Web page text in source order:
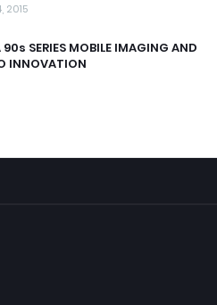
2015
90s SERIES MOBILE IMAGING AND
INNOVATION